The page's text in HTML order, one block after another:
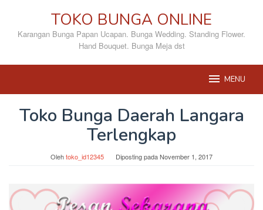
konten
TOKO BUNGA ONLINE
Karangan Bunga Papan Ucapan. Bunga Wedding. Standing Flower.
Hand Bouquet. Bunga Meja dst
MENU
Toko Bunga Daerah Langara
Terlengkap
Olehtoko_id12345 Diposting padaNovember 1, 2017